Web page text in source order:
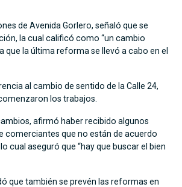
de Avenida Gorlero, señaló que se
la cual calificó como “un cambio
que la última reforma se llevó a cabo en el
al cambio de sentido de la Calle 24,
los trabajos.
afirmó haber recibido algunos
comerciantes que no están de acuerdo
cual aseguró que “hay que buscar el bien
que también se prevén las reformas en